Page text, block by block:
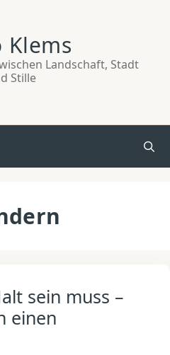
Klems
Landschaft, Stadt
Stille
sein muss –
einen